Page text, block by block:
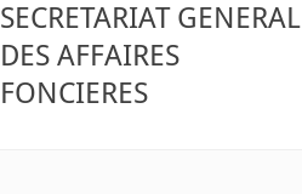
SECRETARIAT GENERAL
DES AFFAIRES
FONCIERES